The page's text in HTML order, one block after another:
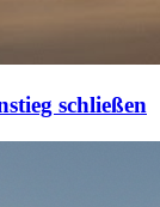
schließen